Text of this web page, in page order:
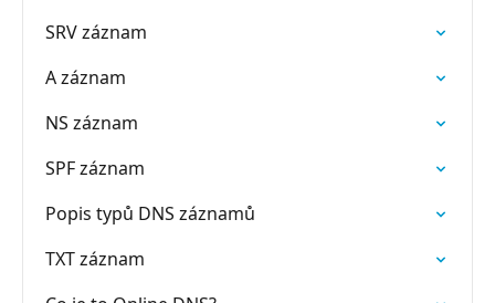
SRV záznam
A záznam
NS záznam
SPF záznam
Popis typů DNS záznamů
TXT záznam